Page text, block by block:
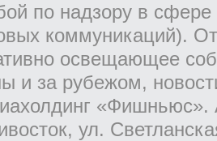
по надзору в
коммуникаций).
освещающее
и за рубежом,
«Фишньюс».
ул.